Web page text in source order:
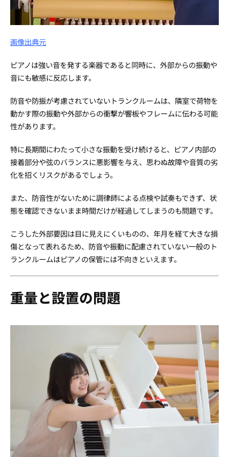
画像出典元
ピアノは強い音を発する楽器であると同時に、外部からの振動や
音にも敏感に反応します。
防音や防振が考慮されていないトランクルームは、隣室で荷物を
動かす際の振動や外部からの衝撃が響板やフレームに伝わる可能
性があります。
特に長期間にわたって小さな振動を受け続けると、ピアノ内部の
接着部分や弦のバランスに悪影響を与え、思わぬ故障や音質の劣
化を招くリスクがあるでしょう。
また、防音性がないために調律師による点検や試奏もできず、状
態を確認できないまま時間だけが経過してしまうのも問題です。
こうした外部要因は目に見えにくいものの、年月を経て大きな損
傷となって表れるため、防音や振動に配慮されていない一般のト
ランクルームはピアノの保管には不向きといえます。
重量と設置の問題